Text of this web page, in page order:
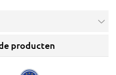
producten